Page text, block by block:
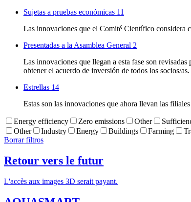
Sujetas a pruebas económicas 11
Las innovaciones que el Comité Científico considera
Presentadas a la Asamblea General 2
Las innovaciones que llegan a esta fase son
obtener el acuerdo de inversión de todos los socios/
Estrellas 14
Estas son las innovaciones que ahora llevan las
Energy efficiency Zero emissions Other
Other
Industry Energy Buildings Farming
Borrar filtros
Retour vers le futur
L'accès aux images 3D serait payant.